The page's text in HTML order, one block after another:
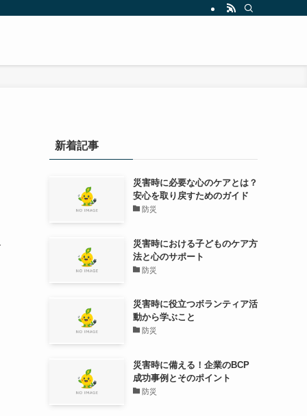
新着記事
災害時に必要な心のケアとは？
安心を取り戻すためのガイド
防災
災害時における子どものケア方
法と心のサポート
防災
災害時に役立つボランティア活
動から学ぶこと
防災
災害時に備える！企業のBCP
成功事例とそのポイント
防災